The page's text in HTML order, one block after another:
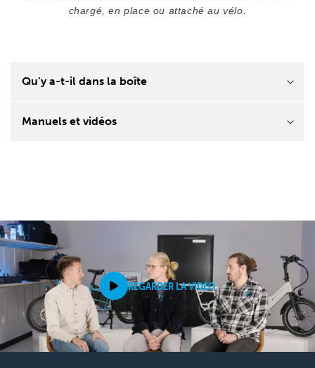
chargé, en place ou attaché au vélo.
Qu’y a-t-il dans la boîte
Manuels et vidéos
REGARDER LA VIDÉO